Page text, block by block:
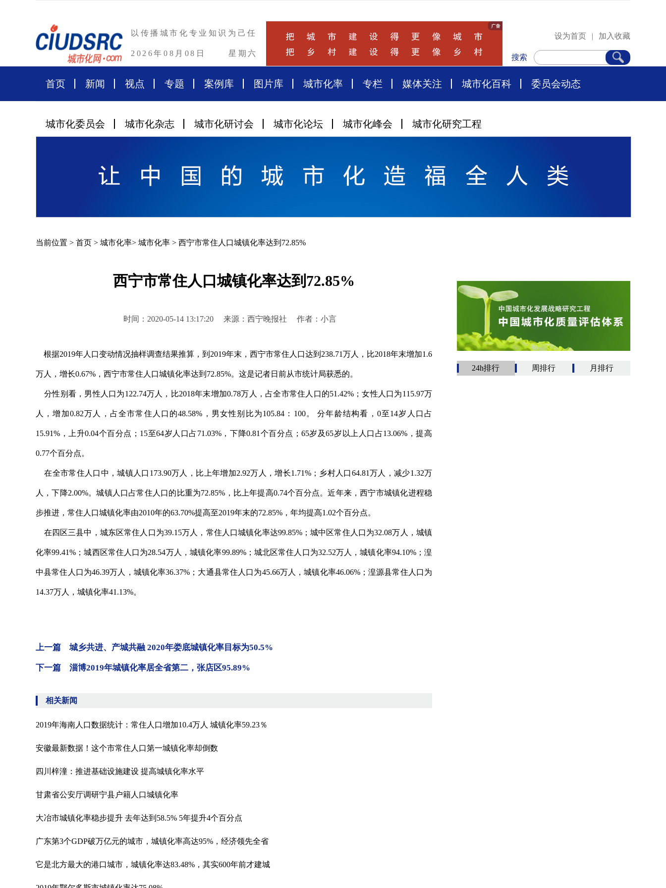
以传播城市化专业知识为己任
2026年08月08日 星期六
设为首页 | 加入收藏
搜索
首页 新闻 视点 专题 案例库 图片库 城市化率 专栏 媒体关注 城市化百科 委员会动态
城市化委员会 城市化杂志 城市化研讨会 城市化论坛 城市化峰会 城市化研究工程
当前位置 > 首页 > 城市化率> 城市化率 > 西宁市常住人口城镇化率达到72.85%
西宁市常住人口城镇化率达到72.85%
时间：2020-05-14 13:17:20 来源：西宁晚报社 作者：小言
根据2019年人口变动情况抽样调查结果推算，到2019年末，西宁市常住人口达到238.71万人，比2018年末增加1.6
万人，增长0.67%，西宁市常住人口城镇化率达到72.85%。这是记者日前从市统计局获悉的。
分性别看，男性人口为122.74万人，比2018年末增加0.78万人，占全市常住人口的51.42%；女性人口为115.97万
人，增加0.82万人，占全市常住人口的48.58%，男女性别比为105.84：100。 分年龄结构看，0至14岁人口占
15.91%，上升0.04个百分点；15至64岁人口占71.03%，下降0.81个百分点；65岁及65岁以上人口占13.06%，提高
0.77个百分点。
在全市常住人口中，城镇人口173.90万人，比上年增加2.92万人，增长1.71%；乡村人口64.81万人，减少1.32万
人，下降2.00%。城镇人口占常住人口的比重为72.85%，比上年提高0.74个百分点。近年来，西宁市城镇化进程稳
步推进，常住人口城镇化率由2010年的63.70%提高至2019年末的72.85%，年均提高1.02个百分点。
在四区三县中，城东区常住人口为39.15万人，常住人口城镇化率达99.85%；城中区常住人口为32.08万人，城镇
化率99.41%；城西区常住人口为28.54万人，城镇化率99.89%；城北区常住人口为32.52万人，城镇化率94.10%；湟
中县常住人口为46.39万人，城镇化率36.37%；大通县常住人口为45.66万人，城镇化率46.06%；湟源县常住人口为
14.37万人，城镇化率41.13%。
上一篇 城乡共进、产城共融 2020年娄底城镇化率目标为50.5%
下一篇 淄博2019年城镇化率居全省第二，张店区95.89%
相关新闻
2019年海南人口数据统计：常住人口增加10.4万人 城镇化率59.23％
安徽最新数据！这个市常住人口第一城镇化率却倒数
四川梓潼：推进基础设施建设 提高城镇化率水平
甘肃省公安厅调研宁县户籍人口城镇化率
大冶市城镇化率稳步提升 去年达到58.5% 5年提升4个百分点
广东第3个GDP破万亿元的城市，城镇化率高达95%，经济领先全省
它是北方最大的港口城市，城镇化率达83.48%，其实600年前才建城
24h排行 周排行 月排行